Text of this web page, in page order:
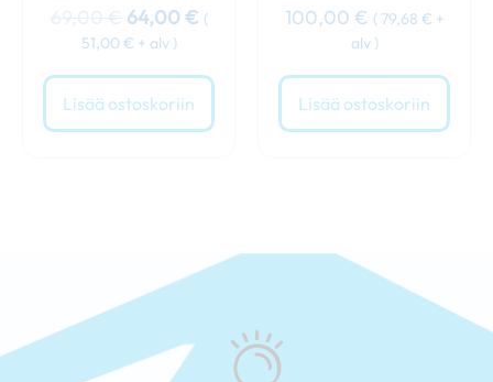
64,00 € (
51,00€ + alv )
Lisää ostoskoriin
100,00 € ( 79,68 € +
alv )
Lisää ostoskoriin